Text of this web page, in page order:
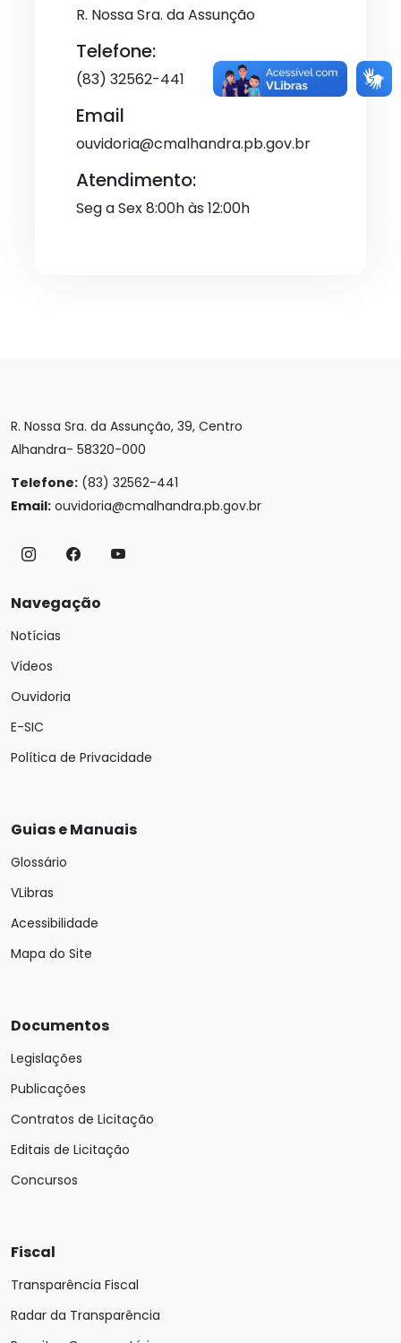
R. Nossa Sra. da Assunção
Telefone:
(83) 32562-441
Email
ouvidoria@cmalhandra.pb.gov.br
Atendimento:
Seg a Sex 8:00h às 12:00h
R. Nossa Sra. da Assunção, 39, Centro
Alhandra- 58320-000
Telefone: (83) 32562-441
Email: ouvidoria@cmalhandra.pb.gov.br
Navegação
Notícias
Vídeos
Ouvidoria
E-SIC
Política de Privacidade
Guias e Manuais
Glossário
VLibras
Acessibilidade
Mapa do Site
Documentos
Legislações
Publicações
Contratos de Licitação
Editais de Licitação
Concursos
Fiscal
Transparência Fiscal
Radar da Transparência